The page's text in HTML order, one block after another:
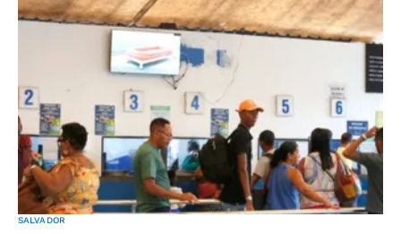
SALVADOR